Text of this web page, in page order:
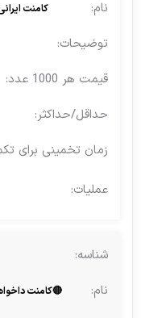
کامنت ایرانی دلخواه
🔴کامنت